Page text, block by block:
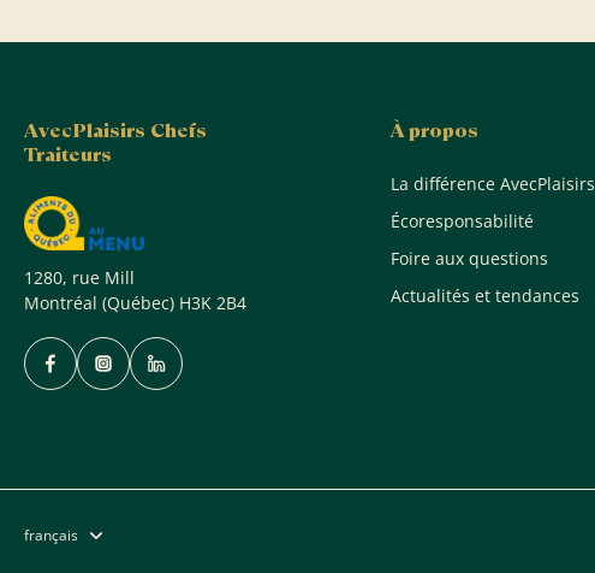
AvecPlaisirs Chefs
Traiteurs
1280, rue Mill
Montréal (Québec) H3K 2B4
À propos
La différence AvecPlaisirs
Écoresponsabilité
Foire aux questions
Actualités et tendances
français